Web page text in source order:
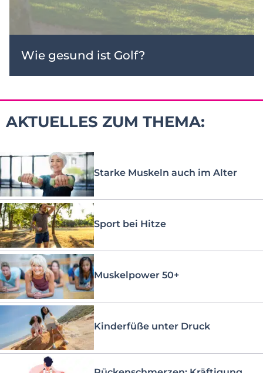
Wie gesund ist Golf?
AKTUELLES ZUM THEMA:
Starke Muskeln auch im Alter
Sport bei Hitze
Muskelpower 50+
Kinderfüße unter Druck